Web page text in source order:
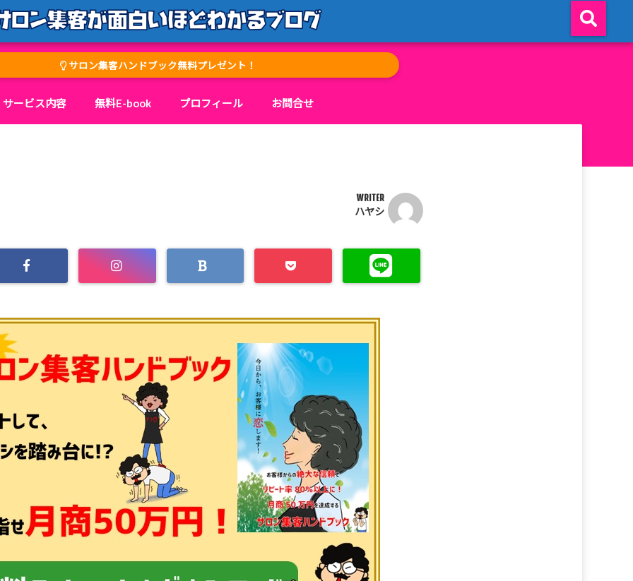
サロン集客ハンドブック無料プレゼント！
サービス内容 無料E-book プロフィール お問合せ
WRITER
ハヤシ